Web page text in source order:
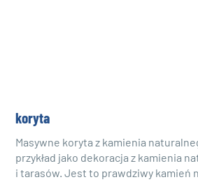
koryta
Masywne koryta z kamienia
przykład jako dekoracja z kamienia
i tarasów. Jest to prawdziwy kamień